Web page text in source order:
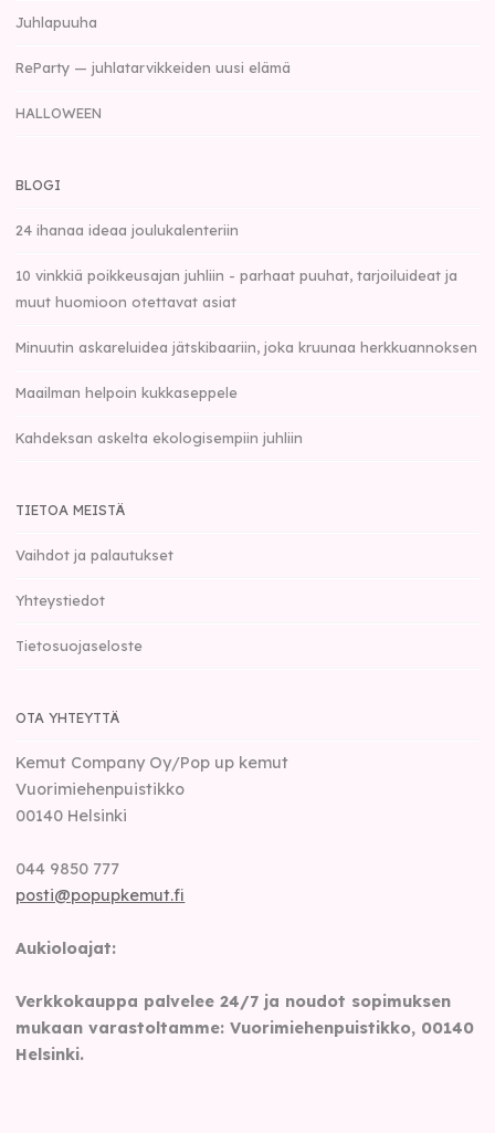
Juhlapuuha
ReParty — juhlatarvikkeiden uusi elämä
HALLOWEEN
BLOGI
24 ihanaa ideaa joulukalenteriin
10 vinkkiä poikkeusajan juhliin - parhaat puuhat, tarjoiluideat ja
muut huomioon otettavat asiat
Minuutin askareluidea jätskibaariin, joka kruunaa herkkuannoksen
Maailman helpoin kukkaseppele
Kahdeksan askelta ekologisempiin juhliin
TIETOA MEISTÄ
Vaihdot ja palautukset
Yhteystiedot
Tietosuojaseloste
OTA YHTEYTTÄ
Kemut Company Oy/Pop up kemut
Vuorimiehenpuistikko
00140 Helsinki
044 9850 777
posti@popupkemut.fi
Aukioloajat:
Verkkokauppa palvelee 24/7 ja noudot sopimuksen
mukaan varastoltamme: Vuorimiehenpuistikko, 00140
Helsinki.